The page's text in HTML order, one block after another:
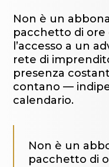
Non è un
pacchetto di ore
l’accesso a un
rete di
presenza
contano —
calendario.
Non è un
pacchetto di